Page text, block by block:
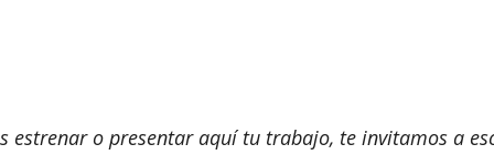
estrenar o presentar aquí tu trabajo, te invitamos a